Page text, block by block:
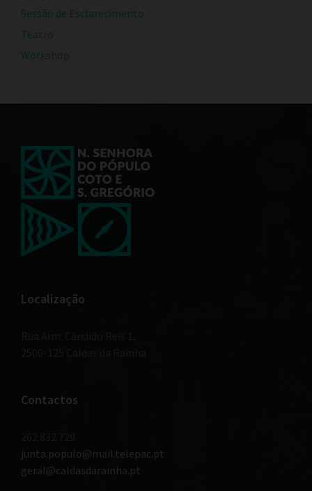
Sessão de Esclarecimento
Teatro
Workshop
Localização
Contactos
junta.populo@mail.telepac.pt
geral@caldasdarainha.pt